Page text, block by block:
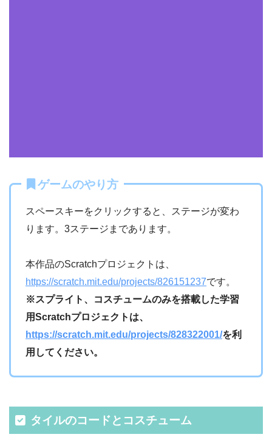
ゲームのやり方
スペースキーをクリックすると、ステージが変わ
ります。3ステージまであります。
本作品のScratchプロジェクトは、
https://scratch.mit.edu/projects/826151237です。
※スプライト、コスチュームのみを搭載した学習
用Scratchプロジェクトは、
https://scratch.mit.edu/projects/828322001/を利
用してください。
タイルのコードとコスチューム